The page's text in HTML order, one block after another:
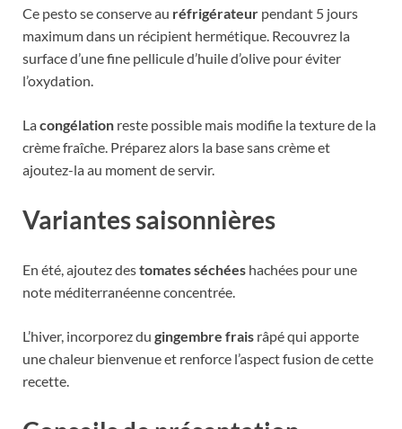
Ce pesto se conserve au réfrigérateur pendant 5 jours
maximum dans un récipient hermétique. Recouvrez la
surface d’une fine pellicule d’huile d’olive pour éviter
l’oxydation.
Lacongélation reste possible mais modifie la texture de la
crème fraîche. Préparez alors la base sans crème et
ajoutez-la au moment de servir.
Variantes saisonnières
En été, ajoutez destomates séchées hachées pour une
note méditerranéenne concentrée.
L’hiver, incorporez du gingembre frais râpé qui apporte
une chaleur bienvenue et renforce l’aspect fusion de cette
recette.